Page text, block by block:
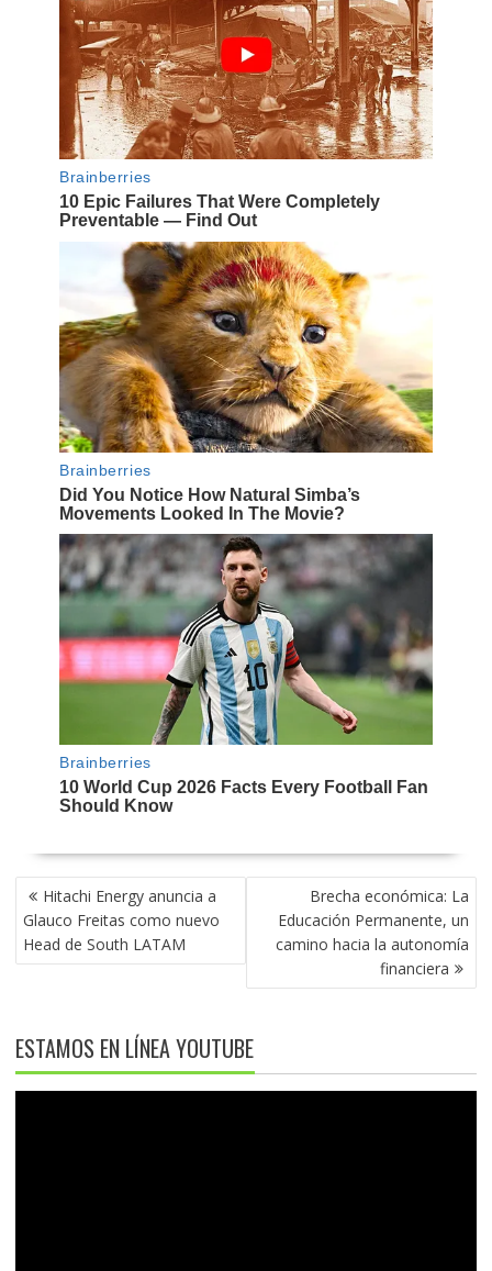
NAVEGACIÓN
DE
ENTRADAS
Hitachi Energy anuncia a
Glauco Freitas como nuevo
Head de South LATAM
Brecha económica: La
Educación Permanente, un
camino hacia la autonomía
financiera
ESTAMOS EN LÍNEA YOUTUBE